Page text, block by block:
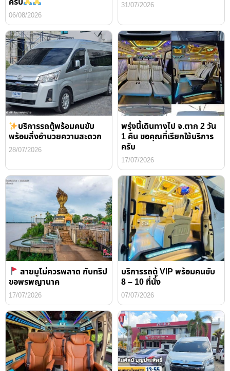
06/08/2026
31/07/2026
บริการรถตู้พร้อมคนขับ
พร้อมสิ่งอำนวยความสะดวก
28/07/2026
พรุ่งนี้เดินทางไป จ.ตาก 2 วัน
1 คืน ขอคุณที่เรียกใช้บริการ
ครับ
17/07/2026
สายมูไม่ควรพลาด กับทริป
ขอพรพญานาค
17/07/2026
บริการรถตู้ VIP พร้อมคนขับ
8 – 10 ที่นั่ง
07/07/2026